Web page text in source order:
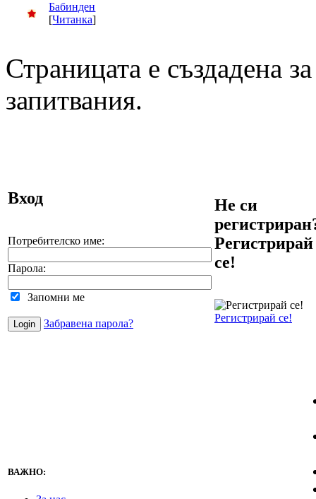
Бабинден
[Читанка]
Страницата е създадена
запитвания.
Вход
Потребителско име:
Парола:
Запомни ме
Забравена парола?
Не си
Регистрирай
се!
Регистрирай се!
ВАЖНО: